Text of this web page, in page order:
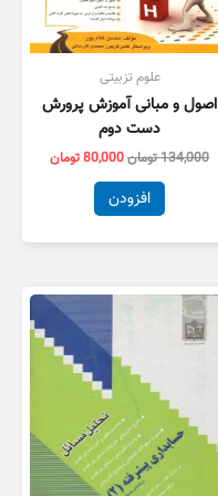
علوم تزبیتی
اصول و مبانی آموزش پرورش
دست دوم
134,000تومان80,000تومان
افزودن